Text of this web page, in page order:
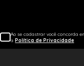
Ao se cadastrar você concorda
aPolítica de Privacidade